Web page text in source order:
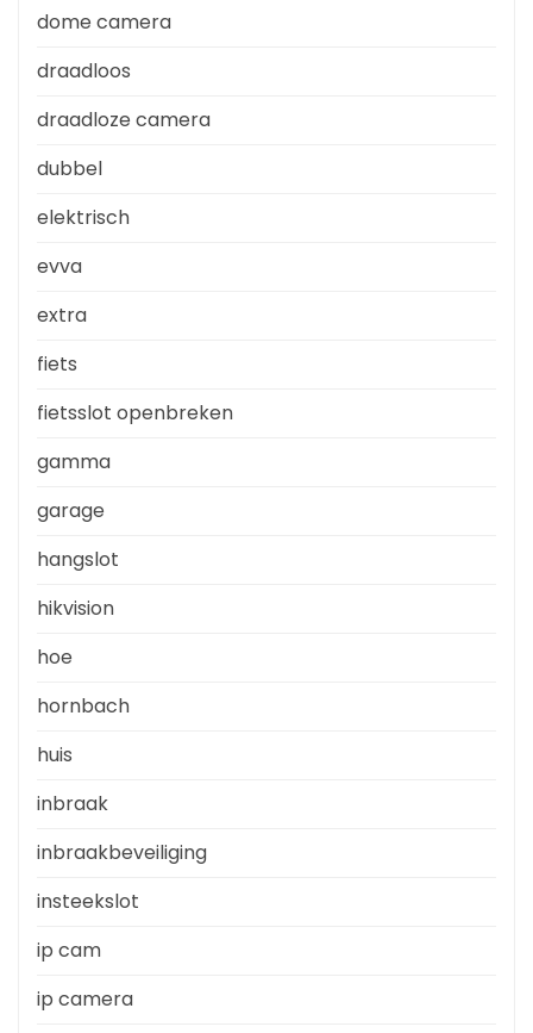
dome camera
draadloos
draadloze camera
dubbel
elektrisch
evva
extra
fiets
fietsslot openbreken
gamma
garage
hangslot
hikvision
hoe
hornbach
huis
inbraak
inbraakbeveiliging
insteekslot
ip cam
ip camera